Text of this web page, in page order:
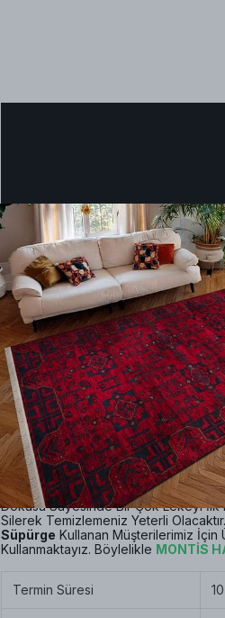
YüzeyiTüysüzOlupVintage Kilim
saçaksız olupÇoban Dikişdir.
Teknolojili Makinalar Kullanarak
ve Alerjisi Olan Müşterilerimiz
Dokusu Sayesinde Bir Çok Lekeyi İlk
Silerek Temizlemeniz Yeterli
Süpürge Kullanan Müşterilerimiz İçin
Kullanmaktayız. Böylelikle MONTİS
Termin Süresi